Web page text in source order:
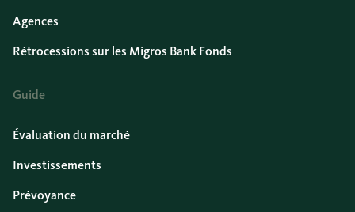
Agences
Rétrocessions sur les Migros Bank Fonds
Guide
Évaluation du marché
Investissements
Prévoyance